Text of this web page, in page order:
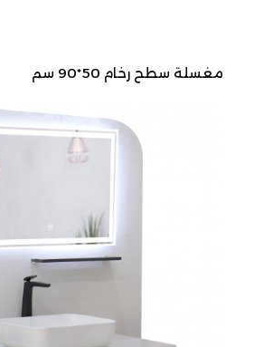
مغسلة سطح رخام 50*90 سم